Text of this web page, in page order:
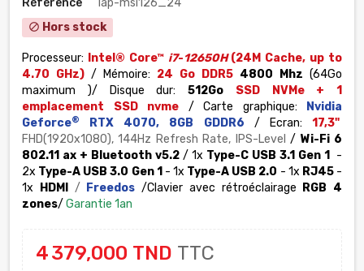
Référence
lap-msi126_24
block Hors stock
Processeur: Intel® Core™ i7-12650H(24M Cache, up to
4.70 GHz) / Mémoire: 24 Go DDR5 4800 Mhz (64Go
maximum )/ Disque dur: 512Go SSD NVMe + 1
emplacement SSD nvme / Carte graphique:
Nvidia
Geforce® RTX 4070, 8GB GDDR6 / Ecran:17,3"
FHD(1920x1080), 144Hz Refresh Rate, IPS-Level/ Wi-Fi 6
802.11 ax + Bluetooth v5.2 / 1x Type-C USB 3.1 Gen 1
-
2x Type-A USB 3.0 Gen 1 - 1x Type-A USB 2.0 - 1x RJ45-
1x
HDMI / Freedos /Clavier avec rétroéclairage
RGB 4
zones/ Garantie 1an
4 379,000 TND TTC